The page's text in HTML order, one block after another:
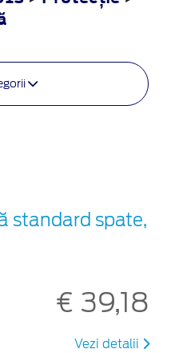
standard spate,
€ 39,18
Vezi detalii